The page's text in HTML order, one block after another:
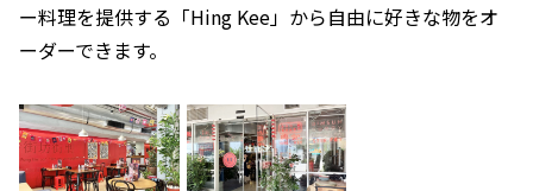
ー料理を提供する「Hing Kee」から自由に好きな物をオ
ーダーできます。